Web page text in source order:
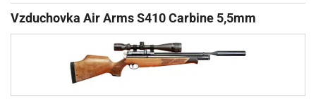
OPTIKA
STŘELIVO
PŘÍSLUŠENSTVÍ
DETEKTORY KOVŮ
Vzduchovka Air Arms S410 Carbine 5,5mm